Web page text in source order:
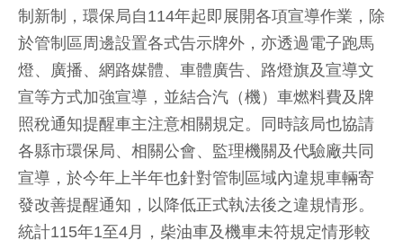
制新制，環保局自114年起即展開各項宣導作業，除
於管制區周邊設置各式告示牌外，亦透過電子跑馬
燈、廣播、網路媒體、車體廣告、路燈旗及宣導文
宣等方式加強宣導，並結合汽（機）車燃料費及牌
照稅通知提醒車主注意相關規定。同時該局也協請
各縣市環保局、相關公會、監理機關及代驗廠共同
宣導，於今年上半年也針對管制區域內違規車輛寄
發改善提醒通知，以降低正式執法後之違規情形。
統計115年1至4月，柴油車及機車未符規定情形較